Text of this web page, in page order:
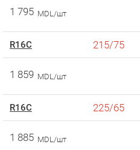
1 795 MDL/шт
R16C 215/75
1 859 MDL/шт
R16C 225/65
1 885 MDL/шт